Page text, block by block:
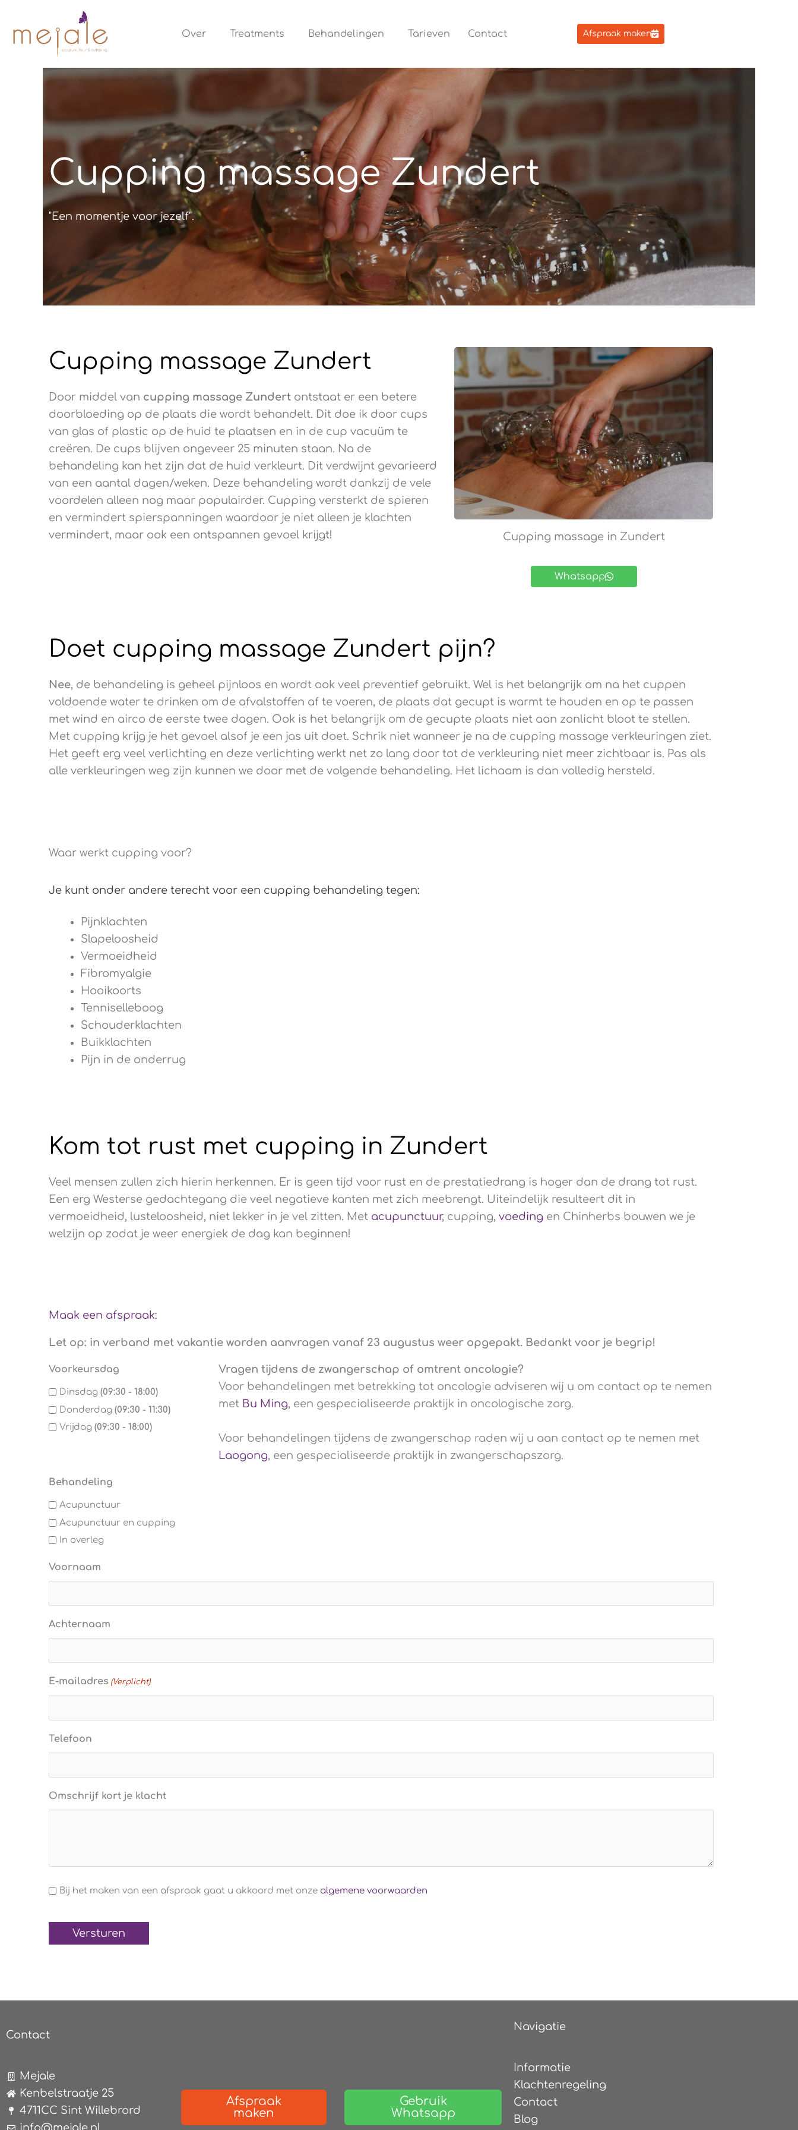
de
Over Treatments Behandelingen Tarieven Contact Afspraak maken
Cupping massage Zundert
"Een momentje voor jezelf".
Cupping massage Zundert
Door middel van cupping massage Zundert ontstaat er een betere
doorbloeding op de plaats die wordt behandelt. Dit doe ik door cups
van glas of plastic op de huid te plaatsen en in de cup vacuüm te
creëren. De cups blijven ongeveer 25 minuten staan. Na de
behandeling kan het zijn dat de huid verkleurt. Dit verdwijnt gevarieerd
van een aantal dagen/weken. Deze behandeling wordt dankzij de vele
voordelen alleen nog maar populairder. Cupping versterkt de spieren
en vermindert spierspanningen waardoor je niet alleen je klachten
vermindert, maar ook een ontspannen gevoel krijgt!
Cupping massage in Zundert
Whatsapp
Doet cupping massage Zundert pijn?
Nee, de behandeling is geheel pijnloos en wordt ook veel preventief gebruikt. Wel is het belangrijk om na het cuppen
voldoende water te drinken om de afvalstoffen af te voeren, de plaats dat gecupt is warmt te houden en op te passen
met wind en airco de eerste twee dagen. Ook is het belangrijk om de gecupte plaats niet aan zonlicht bloot te stellen.
Met cupping krijg je het gevoel alsof je een jas uit doet. Schrik niet wanneer je na de cupping massage verkleuringen ziet.
Het geeft erg veel verlichting en deze verlichting werkt net zo lang door tot de verkleuring niet meer zichtbaar is. Pas als
alle verkleuringen weg zijn kunnen we door met de volgende behandeling. Het lichaam is dan volledig hersteld.
Waar werkt cupping voor?
Je kunt onder andere terecht voor een cupping behandeling tegen:
Pijnklachten
Slapeloosheid
Vermoeidheid
Fibromyalgie
Hooikoorts
Tenniselleboog
Schouderklachten
Buikklachten
Pijn in de onderrug
Kom tot rust met cupping in Zundert
Veel mensen zullen zich hierin herkennen. Er is geen tijd voor rust en de prestatiedrang is hoger dan de drang tot rust.
Een erg Westerse gedachtegang die veel negatieve kanten met zich meebrengt. Uiteindelijk resulteert dit in
vermoeidheid, lusteloosheid, niet lekker in je vel zitten. Met acupunctuur, cupping, voeding en Chinherbs bouwen we je
welzijn op zodat je weer energiek de dag kan beginnen!
Maak een afspraak:
Let op: in verband met vakantie worden aanvragen vanaf 23 augustus weer opgepakt. Bedankt voor je begrip!
Voorkeursdag
Dinsdag (09:30 - 18:00)
Donderdag (09:30 - 11:30)
Vrijdag (09:30 - 18:00)
Vragen tijdens de zwangerschap of omtrent oncologie?
Voor behandelingen met betrekking tot oncologie adviseren wij u om contact op te nemen
met Bu Ming, een gespecialiseerde praktijk in oncologische zorg.
Voor behandelingen tijdens de zwangerschap raden wij u aan contact op te nemen met
Laogong, een gespecialiseerde praktijk in zwangerschapszorg.
Behandeling
Acupunctuur
Acupunctuur en cupping
In overleg
Voornaam
Achternaam
E-mailadres (Verplicht)
Telefoon
Omschrijf kort je klacht
Algemene
(Verplicht)
Bij het maken van een afspraak gaat u akkoord met onze algemene voorwaarden
Contact
Mejale
Kenbelstraatje 25
4711CC Sint Willebrord
Afspraak
maken
Gebruik
Whatsapp
Navigatie
Informatie
Klachtenregeling
Contact
Blog